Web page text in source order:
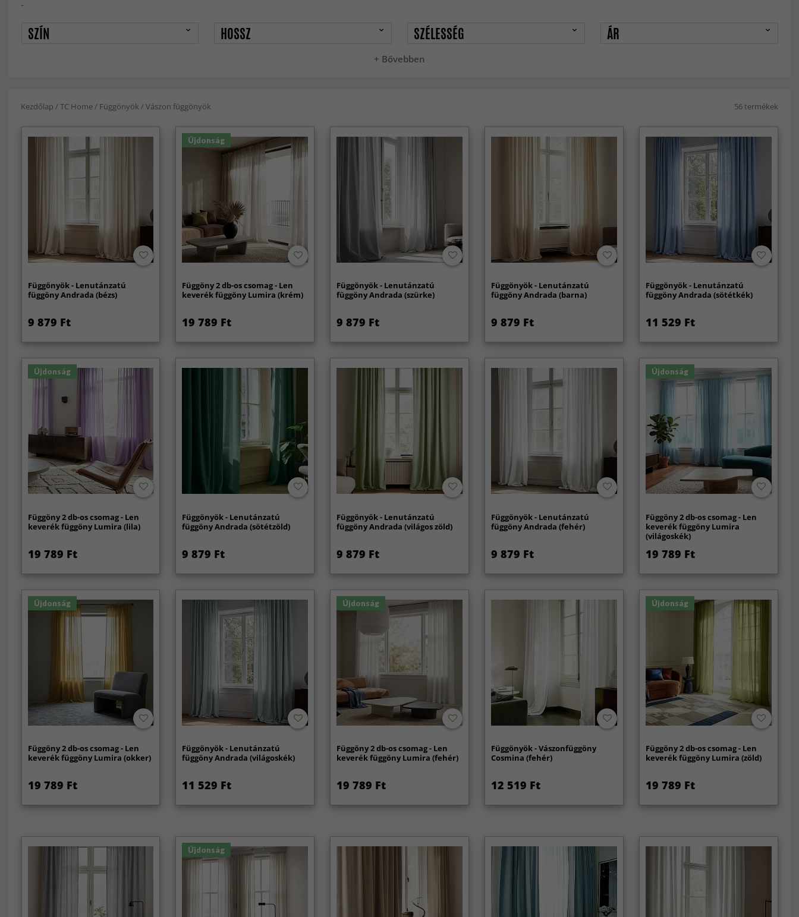
-
+ Bővebben
SZÍN HOSSZ SZÉLESSÉG ÁR
Kezdőlap /TC Home/ Függönyök /Vászon függönyök 56 termékek
Függönyök - Lenutánzatú
függöny Andrada (bézs)
9 879 Ft
Újdonság
Függöny 2 db-os csomag - Len
keverék függöny Lumira (krém)
19 789 Ft
Függönyök - Lenutánzatú
függöny Andrada (szürke)
9 879 Ft
Függönyök - Lenutánzatú
függöny Andrada (barna)
9 879 Ft
Függönyök - Lenutánzatú
függöny Andrada (sötétkék)
11 529 Ft
Újdonság
Függöny 2 db-os csomag - Len
keverék függöny Lumira (lila)
19 789 Ft
Függönyök - Lenutánzatú
függöny Andrada (sötétzöld)
9 879 Ft
Függönyök - Lenutánzatú
függöny Andrada (világos zöld)
9 879 Ft
Függönyök - Lenutánzatú
függöny Andrada (fehér)
9 879 Ft
Újdonság
Függöny 2 db-os csomag - Len
keverék függöny Lumira
(világoskék)
19 789 Ft
Újdonság
Függöny 2 db-os csomag - Len
keverék függöny Lumira (okker)
19 789 Ft
Függönyök - Lenutánzatú
függöny Andrada (világoskék)
11 529 Ft
Újdonság
Függöny 2 db-os csomag - Len
keverék függöny Lumira (fehér)
19 789 Ft
Függönyök - Vászonfüggöny
Cosmina (fehér)
12 519 Ft
Újdonság
Függöny 2 db-os csomag - Len
keverék függöny Lumira (zöld)
19 789 Ft
Újdonság